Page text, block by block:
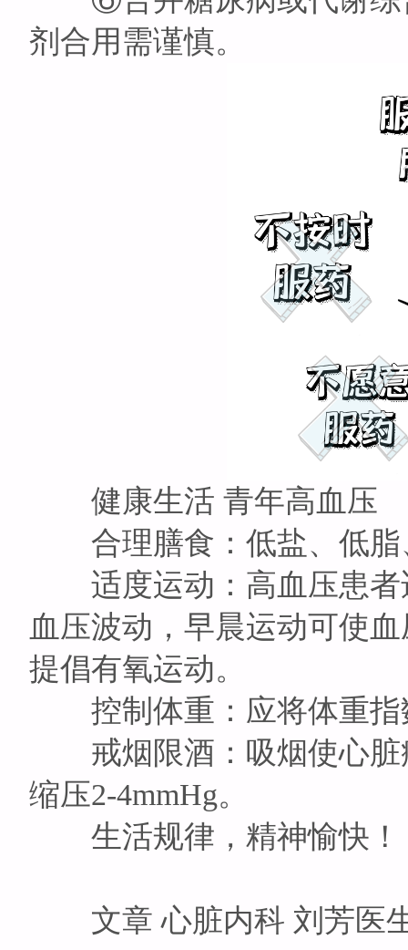
剂合用需谨慎。
健康生活 青年高血压
合理膳食：低盐、低脂
适度运动：高血压患者
血压波动，早晨运动可使
提倡有氧运动。
控制体重：应将体重指
戒烟限酒：吸烟使心脏
缩压2-4mmHg。
生活规律，精神愉快！
文章 心脏内科 刘芳医